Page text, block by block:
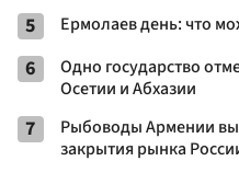
5 Ермолаев день: что
6
Одно государство
Осетии и Абхазии
7
Рыбоводы Армении
закрытия рынка